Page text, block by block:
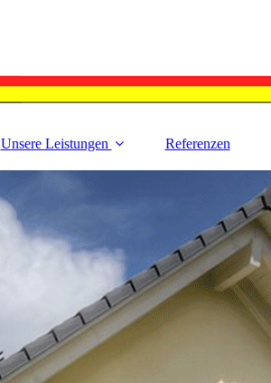
Unsere Leistungen Referenzen